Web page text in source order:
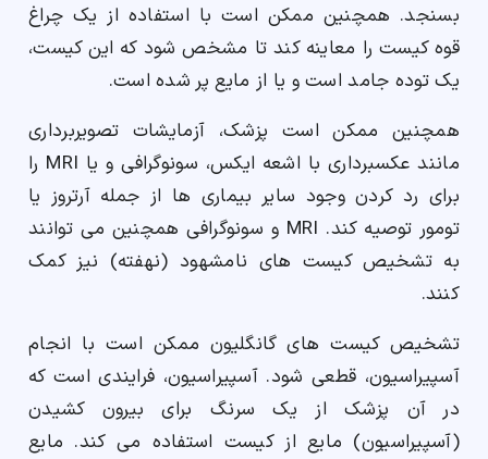
بسنجد. همچنین ممکن است با استفاده از یک چراغ
قوه کیست را معاینه کند تا مشخص شود که این کیست،
یک توده جامد است و یا از مایع پر شده است.
همچنین ممکن است پزشک، آزمایشات تصویربرداری
مانند عکسبرداری با اشعه ایکس، سونوگرافی و یا MRI را
برای رد کردن وجود سایر بیماری ها از جمله آرتروز یا
تومور توصیه کند. MRI و سونوگرافی همچنین می توانند
به تشخیص کیست های نامشهود (نهفته) نیز کمک
کنند.
تشخیص کیست های گانگلیون ممکن است با انجام
آسپیراسیون، قطعی شود. آسپیراسیون، فرایندی است که
در آن پزشک از یک سرنگ برای بیرون کشیدن
(آسپیراسیون) مایع از کیست استفاده می کند. مایع